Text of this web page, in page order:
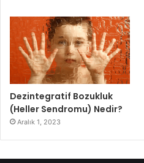
Dezintegratif Bozukluk
(Heller Sendromu) Nedir?
Aralık 1, 2023